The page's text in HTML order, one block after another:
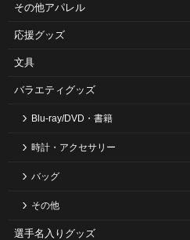
その他アパレル
応援グッズ
文具
バラエティグッズ
Blu-ray/DVD・書籍
時計・アクセサリー
バッグ
その他
選手名入りグッズ